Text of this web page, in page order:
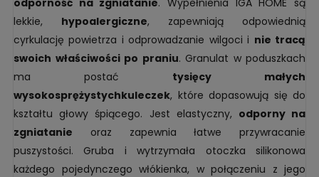
lekkie, hypoalergiczne, zapewniają odpowiednią
cyrkulację powietrza i odprowadzanie wilgoci i nie tracą
swoich właściwości po praniu. Granulat w poduszkach
ma postać tysięcy małych
wysokosprężystychkuleczek, które dopasowują się do
kształtu głowy śpiącego. Jest elastyczny, odporny na
zgniatanie oraz zapewnia łatwe przywracanie
puszystości. Gruba i wytrzymała otoczka silikonowa
każdego pojedynczego włókienka, w połączeniu z jego